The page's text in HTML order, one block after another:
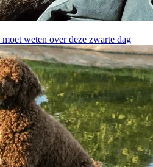
weten over deze zwarte dag